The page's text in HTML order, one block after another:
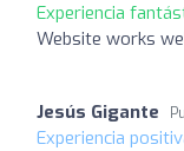
Experiencia
Website works
Jesús Gigante
Experiencia